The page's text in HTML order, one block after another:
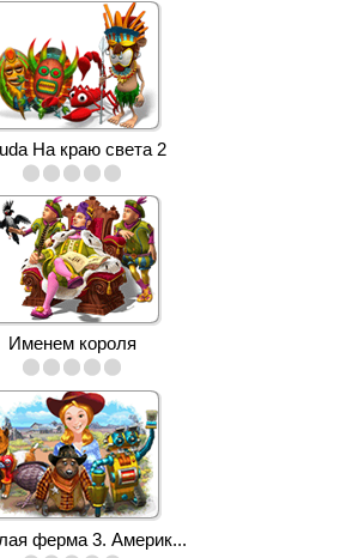
На краю света 2
Именем короля
ферма 3. Америк...